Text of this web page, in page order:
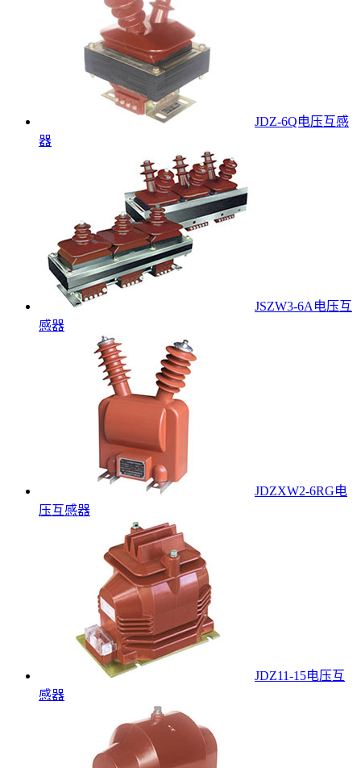
JDZ-6Q电压互感
器
JSZW3-6A电压互
感器
JDZXW2-6RG电
压互感器
JDZ11-15电压互
感器